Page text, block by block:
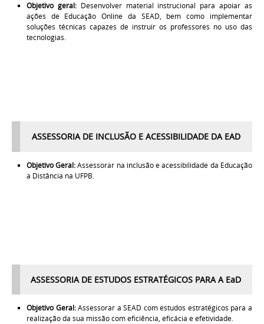
Objetivo geral: Desenvolver material instrucional para apoiar as
ações de Educação Online da SEAD, bem como implementar
soluções técnicas capazes de instruir os professores no uso das
tecnologias.
ASSESSORIA DE INCLUSÃO E ACESSIBILIDADE DA EAD
Objetivo Geral:Assessorar na inclusão e acessibilidade da Educação
a Distância na UFPB.
ASSESSORIA DE ESTUDOS ESTRATÉGICOS PARA A EaD
Objetivo Geral:Assessorar a SEAD com estudos estratégicos para a
realização da sua missão com eficiência, eficácia e efetividade.